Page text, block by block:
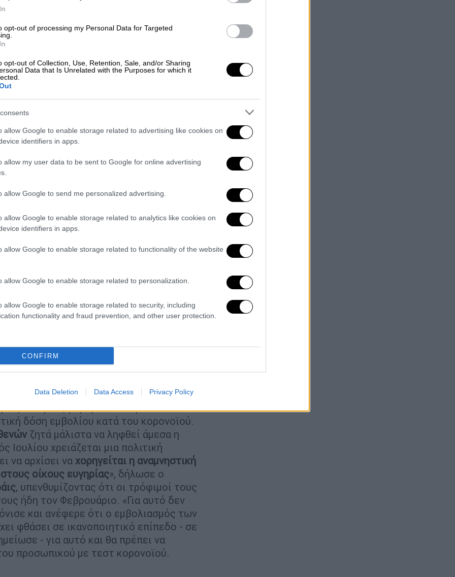
opt-out of processing my Personal Data for Targeted
opt-out of Collection, Use, Retention, Sale, and/or Sharing
Data that Is Unrelated with the Purposes for which it
allow Google to enable storage related to advertising like cookies on
identifiers in apps.
allow my user data to be sent to Google for online advertising
allow Google to send me personalized advertising.
allow Google to enable storage related to analytics like cookies on
identifiers in apps.
allow Google to enable storage related to functionality of the website
allow Google to enable storage related to personalization.
allow Google to enable storage related to security, including
functionality and fraud prevention, and other user protection.
CONFIRM
Data Deletion Data Access Privacy Policy
Γερμανούς να παραθερίσουν φέτος στο
για τους τρόφιμους των
από το γεγονός ότι η Διαρκής
σχετικές ανακοινώσεις χωρίς
το υπουργείο Υγείας.
μπορούν να προκαλέσουν ανησυχία»
μεταξύ επιστήμης και πολιτικής
απαντηθούν άμεσα τα ερωτήματα των
και η συζήτηση σχετικά με το
δόση εμβολίου κατά του κορονοϊού.
ζητά μάλιστα να ληφθεί άμεσα η
χρειάζεται μια πολιτική
να αρχίσει να χορηγείται η αναμνηστική
οίκους ευγηρίας», δήλωσε ο
, υπενθυμίζοντας ότι οι τρόφιμοί τους
ήδη τον Φεβρουάριο. «Για αυτό δεν
και ανέφερε ότι ο εμβολιασμός των
φθάσει σε ικανοποιητικό επίπεδο - σε
- για αυτό και θα πρέπει να
προσωπικού με τεστ κορονοϊού.